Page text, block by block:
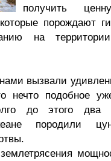
получить
порождают
на
вызвали
нечто подобное
до этого два
породили